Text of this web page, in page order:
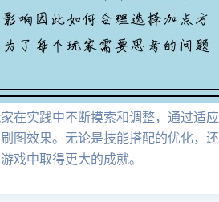
在实践中不断摸索和调整，通过适
图效果。无论是技能搭配的优化，
戏中取得更大的成就。